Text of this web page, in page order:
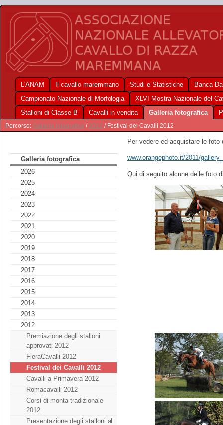
L'ANAM Il cavallo maremmano Studi e Statistiche
Banca
Campionato Nazionale di Morfologia
XLVI Mostra Nazionale del
Stalloni di Classe B
Cavalli in vendita Galleria fotografica
Percorso: Galleria fotografica /2012 / Festival dei Cavalli 2012
Galleria fotografica
2026
2025
2024
2023
2022
2021
2020
2019
2018
2017
2016
2015
2014
2013
2012
Premiazione degli stalloni
approvati 2012
FieraCavalli 2012
Festival dei Cavalli 2012
Cavalli a Primavera 2012
Romacavalli 2012
Corsi di monta tradizionale
2012
Presentazione degli stalloni al
Per vedere ed acquistare le
www.orangephoto.it/2011/
Qui di seguito alcune delle foto